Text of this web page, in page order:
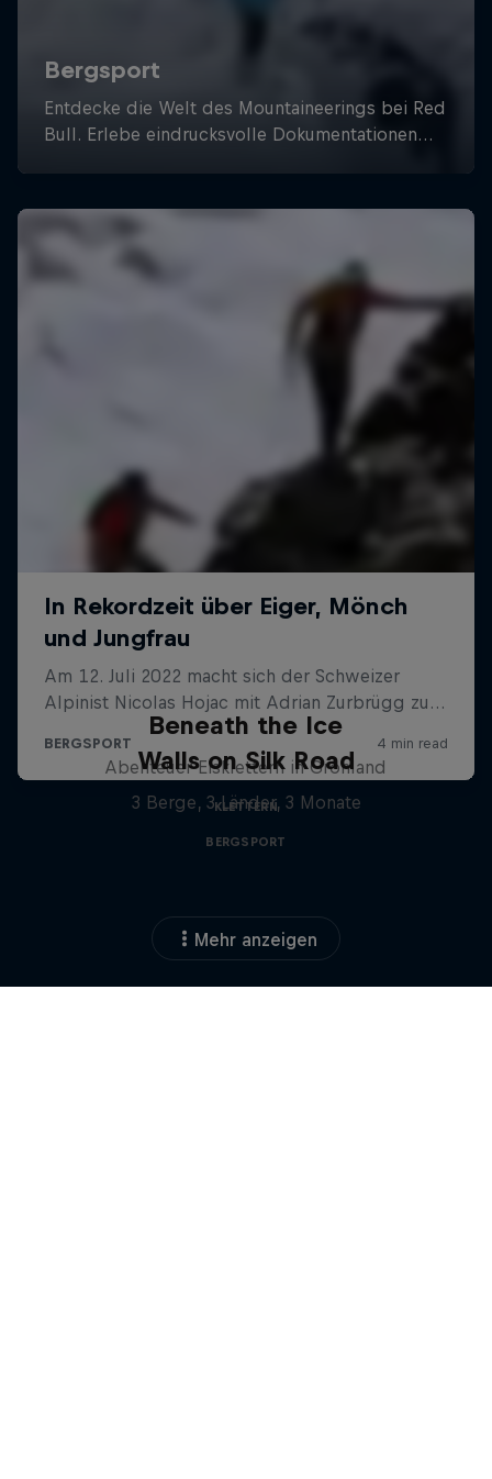
Beneath the Ice
Abenteuer Eisklettern in Grönland
KLETTERN
Walls on Silk Road
3 Berge, 3 Länder, 3 Monate
BERGSPORT
Mehr anzeigen